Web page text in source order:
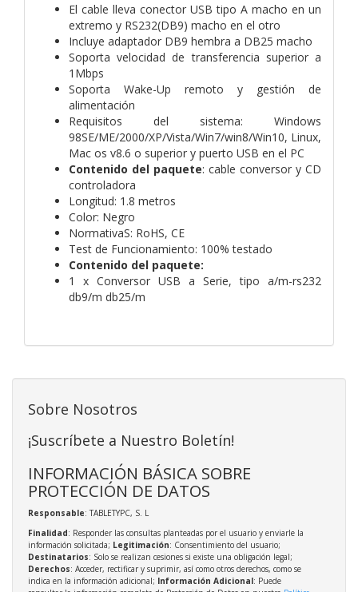
El cable lleva conector USB tipo A macho en un
extremo y RS232(DB9) macho en el otro
Incluye adaptador DB9 hembra a DB25 macho
Soporta velocidad de transferencia superior a
1Mbps
Soporta Wake-Up remoto y gestión de
alimentación
Requisitos del sistema: Windows
98SE/ME/2000/XP/Vista/Win7/win8/Win10, Linux,
Mac os v8.6 o superior y puerto USB en el PC
Contenido del paquete: cable conversor y CD
controladora
Longitud: 1.8 metros
Color: Negro
NormativaS: RoHS, CE
Test de Funcionamiento: 100% testado
Contenido del paquete:
1 x Conversor USB a Serie, tipo a/m-rs232
db9/m db25/m
Sobre Nosotros
¡Suscríbete a Nuestro Boletín!
INFORMACIÓN BÁSICA SOBRE
PROTECCIÓN DE DATOS
Responsable: TABLETYPC, S. L
Finalidad: Responder las consultas planteadas por el usuario y enviarle la
información solicitada; Legitimación: Consentimiento del usuario;
Destinatarios: Solo se realizan cesiones si existe una obligación legal;
Derechos: Acceder, rectificar y suprimir, así como otros derechos, como se
indica en la información adicional; Información Adicional: Puede